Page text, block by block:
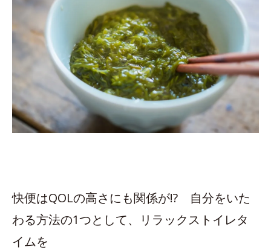
快便はQOLの高さにも関係が!? 自分をいた
わる方法の1つとして、リラックストイレタ
イムを